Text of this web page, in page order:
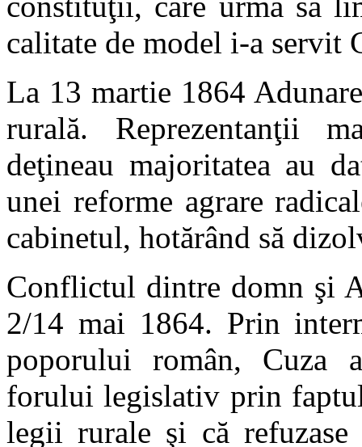
calitate de model i-a servit
La 13 martie 1864
rurală. Reprezentanţii
deţineau majoritatea au
unei reforme agrare
cabinetul, hotărând să
Conflictul dintre domn şi
2/14 mai 1864. Prin
poporului român, Cuza
forului legislativ prin
legii rurale şi că refuzase